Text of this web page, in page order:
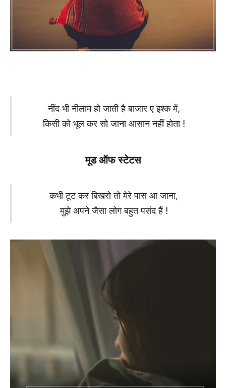
नींद भी नीलाम हो जाती है बाजार ए इश्क में,
किसी को भूल कर सो जाना आसान नहीं होता !
मूड ऑफ स्टेटस
कभी टूट कर बिखरो तो मेरे पास आ जाना,
मुझे अपने जैसा लोग बहुत पसंद हैं !